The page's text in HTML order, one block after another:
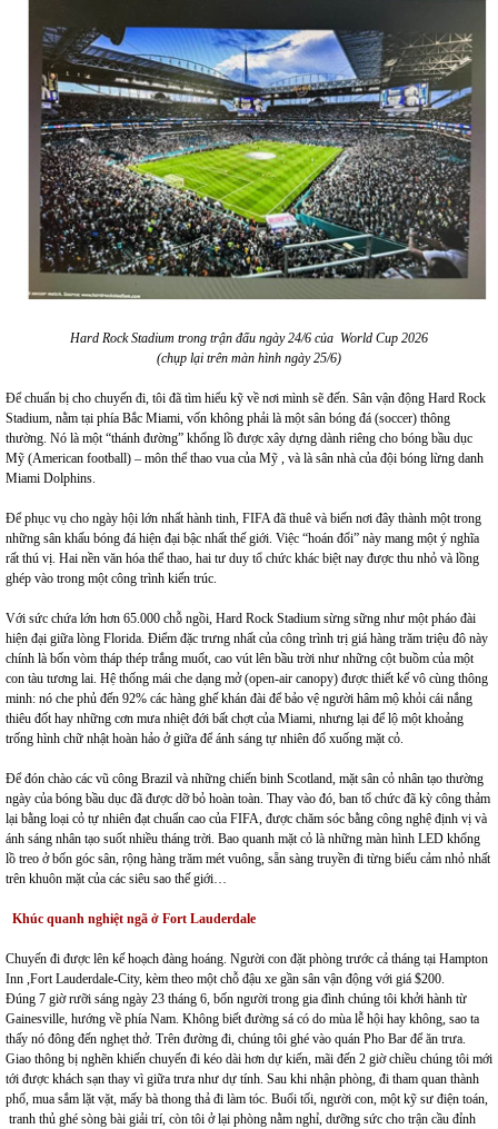
Hard Rock Stadium trong trận đấu ngày 24/6 của World Cup 2026
(chụp lại trên màn hình ngày 25/6)
Để chuẩn bị cho chuyến đi, tôi đã tìm hiểu kỹ về nơi mình sẽ đến. Sân vận động Hard Rock
Stadium, nằm tại phía Bắc Miami, vốn không phải là một sân bóng đá (soccer) thông
thường. Nó là một “thánh đường” khổng lồ được xây dựng dành riêng cho bóng bầu dục
Mỹ (American football) – môn thể thao vua của Mỹ , và là sân nhà của đội bóng lừng danh
Miami Dolphins.
Để phục vụ cho ngày hội lớn nhất hành tinh, FIFA đã thuê và biến nơi đây thành một trong
những sân khấu bóng đá hiện đại bậc nhất thế giới. Việc “hoán đổi” này mang một ý nghĩa
rất thú vị. Hai nền văn hóa thể thao, hai tư duy tổ chức khác biệt nay được thu nhỏ và lồng
ghép vào trong một công trình kiến trúc.
Với sức chứa lớn hơn 65.000 chỗ ngồi, Hard Rock Stadium sừng sững như một pháo đài
hiện đại giữa lòng Florida. Điểm đặc trưng nhất của công trình trị giá hàng trăm triệu đô này
chính là bốn vòm tháp thép trắng muốt, cao vút lên bầu trời như những cột buồm của một
con tàu tương lai. Hệ thống mái che dạng mở (open-air canopy) được thiết kế vô cùng thông
minh: nó che phủ đến 92% các hàng ghế khán đài để bảo vệ người hâm mộ khỏi cái nắng
thiêu đốt hay những cơn mưa nhiệt đới bất chợt của Miami, nhưng lại để lộ một khoảng
trống hình chữ nhật hoàn hảo ở giữa để ánh sáng tự nhiên đổ xuống mặt cỏ.
Để đón chào các vũ công Brazil và những chiến binh Scotland, mặt sân cỏ nhân tạo thường
ngày của bóng bầu dục đã được dỡ bỏ hoàn toàn. Thay vào đó, ban tổ chức đã kỳ công thảm
lại bằng loại cỏ tự nhiên đạt chuẩn cao của FIFA, được chăm sóc bằng công nghệ định vị và
ánh sáng nhân tạo suốt nhiều tháng trời. Bao quanh mặt cỏ là những màn hình LED khổng
lồ treo ở bốn góc sân, rộng hàng trăm mét vuông, sẵn sàng truyền đi từng biểu cảm nhỏ nhất
trên khuôn mặt của các siêu sao thế giới…
Khúc quanh nghiệt ngã ở Fort Lauderdale
Chuyến đi được lên kế hoạch đàng hoáng. Người con đặt phòng trước cả tháng tại Hampton
Inn ,Fort Lauderdale-City, kèm theo một chỗ đậu xe gần sân vận động với giá $200.
Đúng 7 giờ rưỡi sáng ngày 23 tháng 6, bốn người trong gia đình chúng tôi khởi hành từ
Gainesville, hướng về phía Nam. Không biết đường sá có do mùa lễ hội hay không, sao ta
thấy nó đông đến nghẹt thở. Trên đường đi, chúng tôi ghé vào quán Pho Bar để ăn trưa.
Giao thông bị nghẽn khiến chuyến đi kéo dài hơn dự kiến, mãi đến 2 giờ chiều chúng tôi mới
tới được khách sạn thay vì giữa trưa như dự tính. Sau khi nhận phòng, đi tham quan thành
phố, mua sắm lặt vặt, mấy bà thong thả đi làm tóc. Buổi tối, người con, một kỹ sư điện toán,
tranh thủ ghé sòng bài giải trí, còn tôi ở lại phòng nằm nghỉ, dưỡng sức cho trận cầu đỉnh